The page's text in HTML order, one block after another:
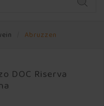
Abruzzen
DOC Riserva